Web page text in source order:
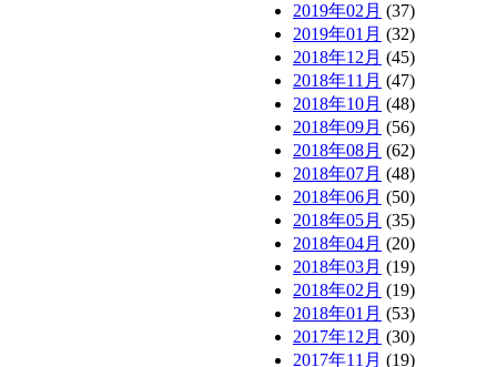
2019年02月 (37)
2019年01月 (32)
2018年12月 (45)
2018年11月 (47)
2018年10月 (48)
2018年09月 (56)
2018年08月 (62)
2018年07月 (48)
2018年06月 (50)
2018年05月 (35)
2018年04月 (20)
2018年03月 (19)
2018年02月 (19)
2018年01月 (53)
2017年12月 (30)
2017年11月 (19)